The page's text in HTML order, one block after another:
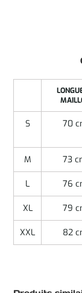
S 70
M 73
L 76
XL 79
XXL 82